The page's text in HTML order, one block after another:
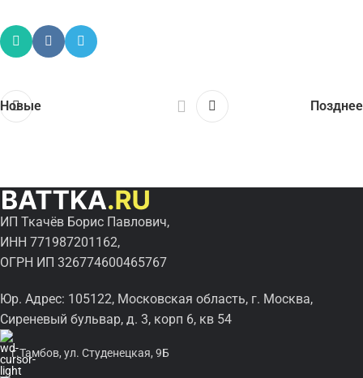
Новые Позднее
ИП Ткачёв Борис Павлович,
ИНН 771987201162,
ОГРН ИП 326774600465767
Юр. Адрес: 105122, Московская область, г. Москва,
Сиреневый бульвар, д. 3, корп 6, кв 54
г.Тамбов, ул. Студенецкая, 9Б